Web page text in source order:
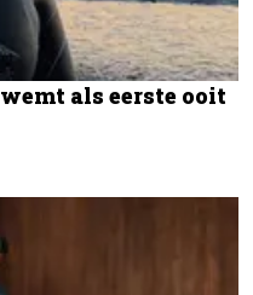
als eerste ooit